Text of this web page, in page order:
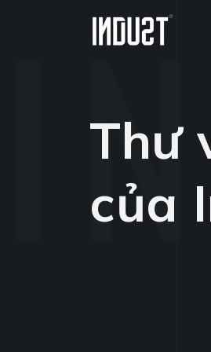
Thư
của